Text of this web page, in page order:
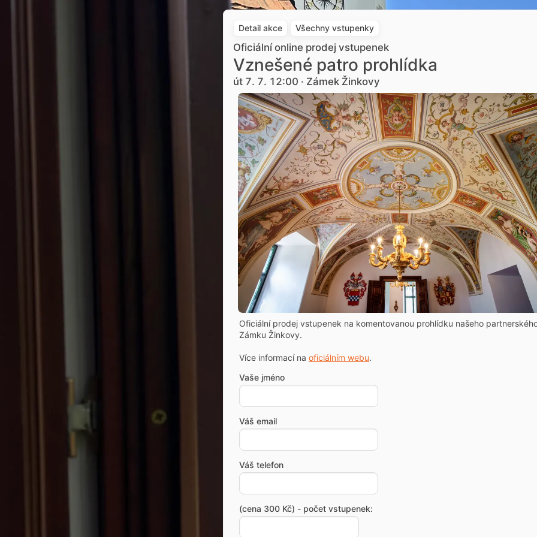
Detail akce Všechny vstupenky
Oficiální online prodej vstupenek
Vznešené patro prohlídka
út 7. 7. 12:00 · Zámek Žinkovy
Oficiální prodej vstupenek na komentovanou prohlídku našeho
Zámku Žinkovy.
Více informací na oficiálním webu.
Vaše jméno
Váš email
Váš telefon
(cena 300 Kč) - počet vstupenek: